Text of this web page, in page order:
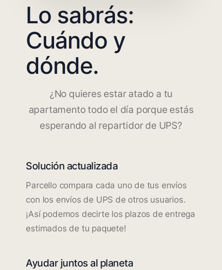
Lo sabrás:
Cuándo y
dónde.
¿No quieres estar atado a tu
apartamento todo el día porque estás
esperando al repartidor de UPS?
Solución actualizada
Parcello compara cada uno de tus envíos
con los envíos de UPS de otros usuarios.
¡Así podemos decirte los plazos de entrega
estimados de tu paquete!
Ayudar juntos al planeta